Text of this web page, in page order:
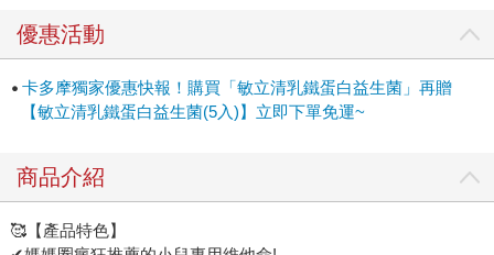
優惠活動
卡多摩獨家優惠快報！購買「敏立清乳鐵蛋白益生菌」再贈
【敏立清乳鐵蛋白益生菌(5入)】立即下單免運~
商品介紹
🥰【產品特色】